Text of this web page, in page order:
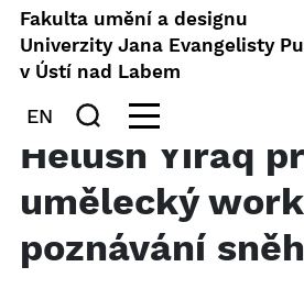
Fakulta umění a designu
Univerzity Jana Evangelisty
v Ústí nad Labem
EN
Helush Yiraq
umělecký
poznávání